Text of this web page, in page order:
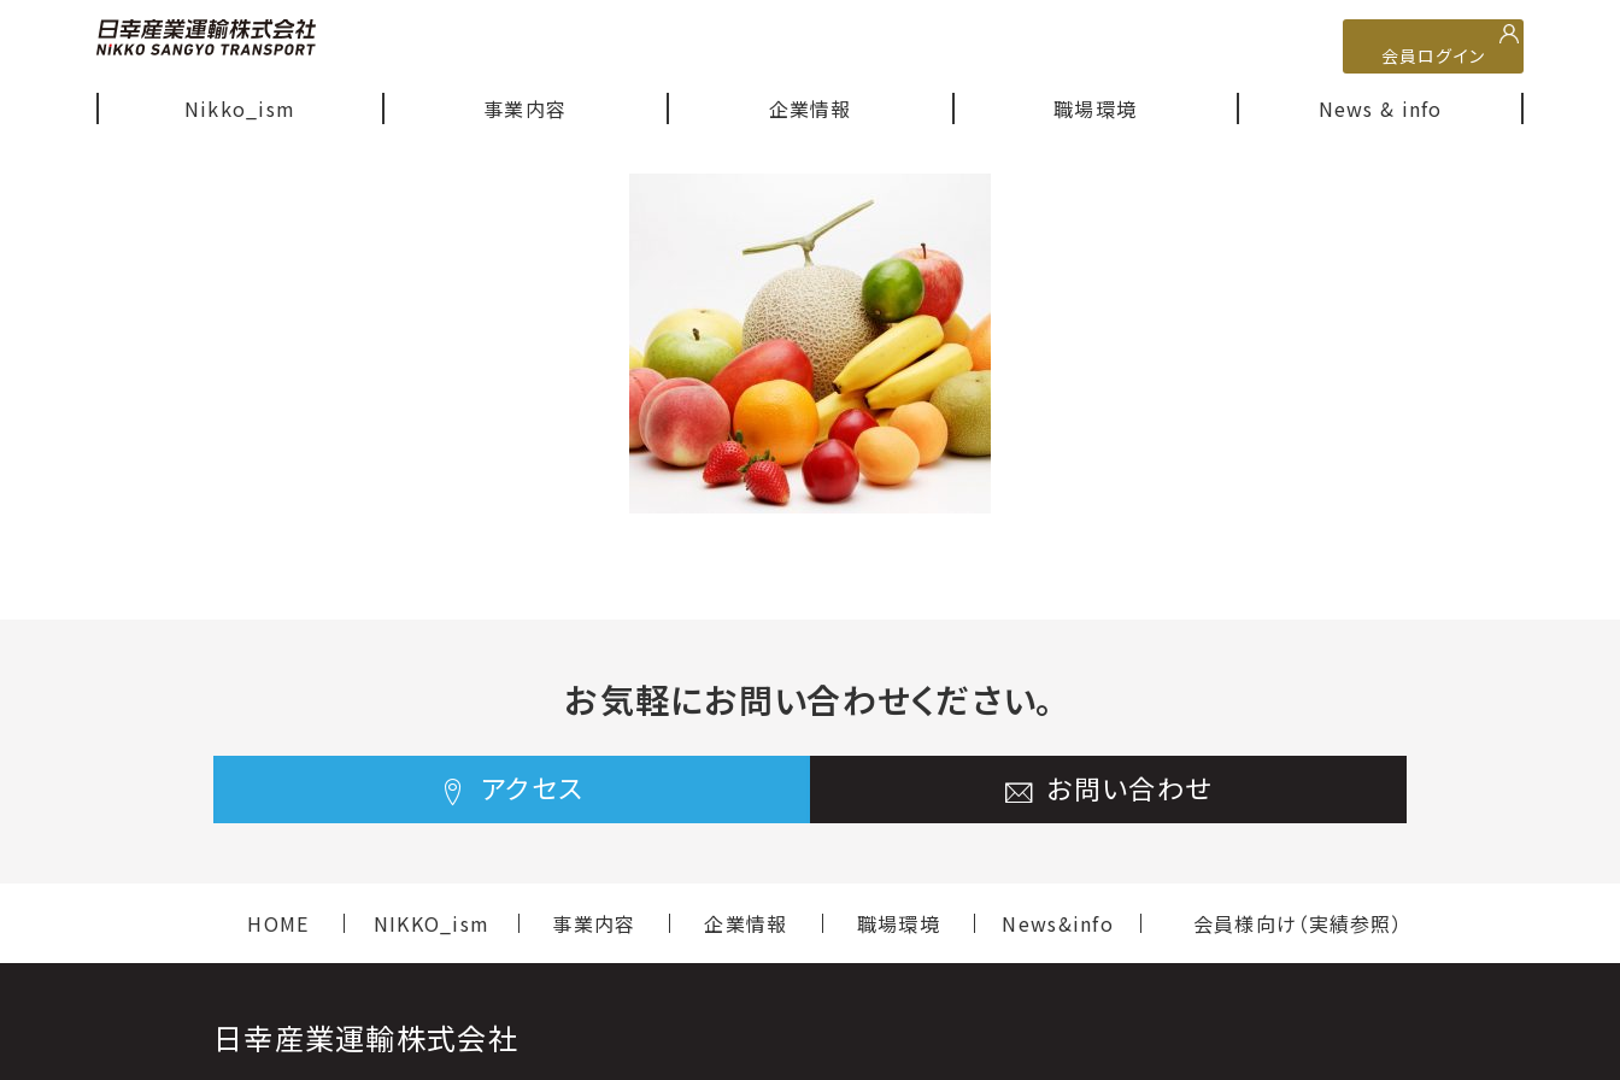
会員ログイン
Nikko_ism 事業内容 企業情報 職場環境 News & info
お気軽にお問い合わせください。
アクセス お問い合わせ
HOME NIKKO_ism 事業内容 企業情報 職場環境 News&info 会員様向け（実績参照）
日幸産業運輸株式会社